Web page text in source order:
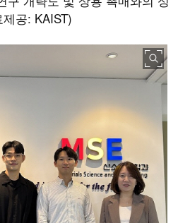
공: KAIST)